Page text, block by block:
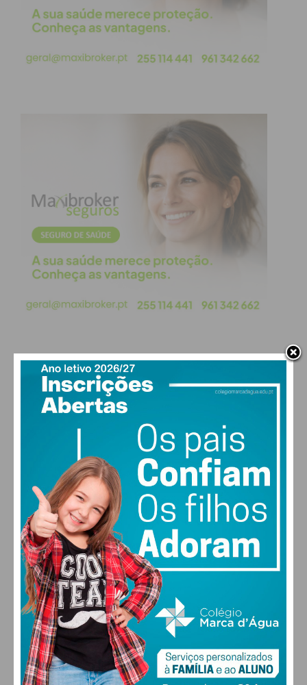
PAÇOS DE FERREIRA
27°
vento: 4m/s O
MAX 27 • MIN 27
25°
SEX
27
SÁB
28°
DOM
29
SEG
FARMACIAS DE SERVIÇO EM PAÇOS DE